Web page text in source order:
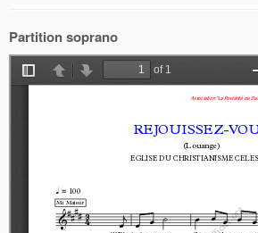
Partition soprano